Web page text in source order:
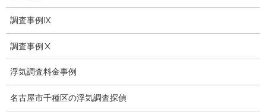
子供のいじめ問題・いじめ相談、小学生、中学生、高校生
日本版DBS
お問い合わせ
調査事例Ⅸ
調査事例Ⅹ
浮気調査料金事例
名古屋市千種区の浮気調査探偵